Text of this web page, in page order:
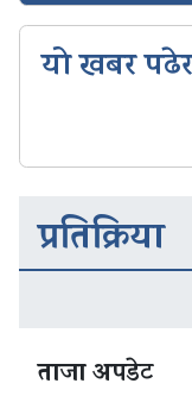
यो खबर
प्रतिक्रिया
ताजा अपडेट